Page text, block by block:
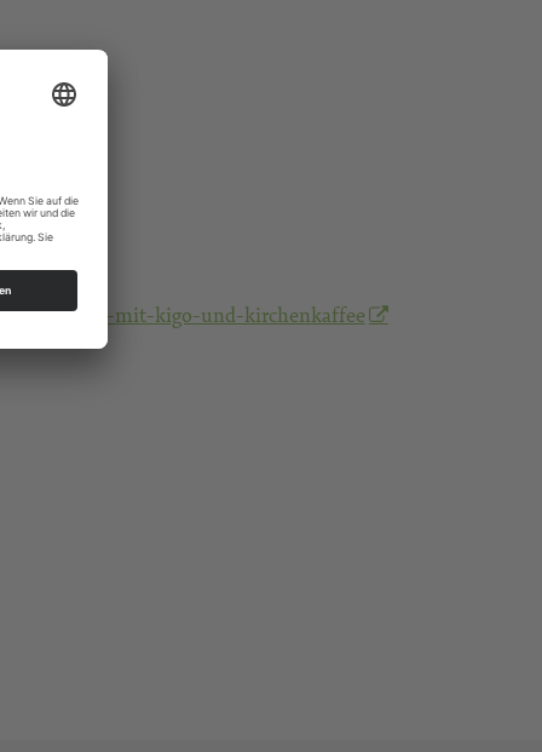
mit-kigo-und-kirchenkaffee